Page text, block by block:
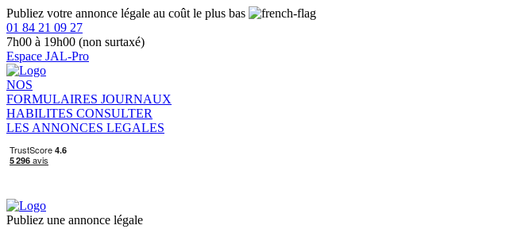
Publiez votre annonce légale au coût le plus bas
01 84 21 09 27
7h00 à 19h00 (non surtaxé)
Espace JAL-Pro
NOS
FORMULAIRES JOURNAUX
HABILITES CONSULTER
LES ANNONCES LEGALES
Publiez une annonce légale